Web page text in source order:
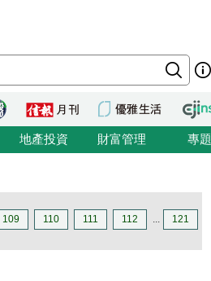
地產投資 財富管理 專題
109 110 111 112 ... 121